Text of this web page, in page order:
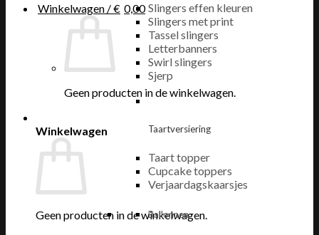
Winkelwagen /€ 0,00
Geen producten in de winkelwagen.
Winkelwagen
Geen producten in de winkelwagen.
Slingers effen kleuren
Slingers met print
Tassel slingers
Letterbanners
Swirl slingers
Sjerp
Taartversiering
Taart topper
Cupcake toppers
Verjaardagskaarsjes
Ballonnen